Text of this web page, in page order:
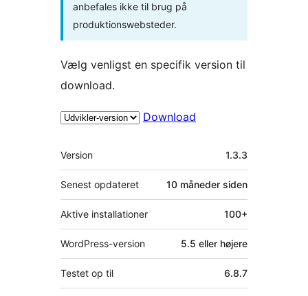
anbefales ikke til brug på
produktionswebsteder.
Vælg venligst en specifik version til
download.
Download
Meta
Version 1.3.3
Senest opdateret 10 måneder siden
Aktive installationer 100+
WordPress-version 5.5 eller højere
Testet op til 6.8.7